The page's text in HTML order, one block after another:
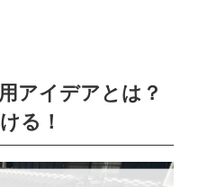
アイデアとは？
る！